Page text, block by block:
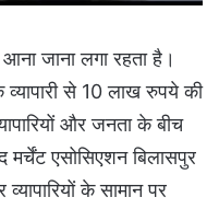
जाना लगा रहता है।
व्यापारी से 10 लाख रुपये की
और जनता के बीच
एसोसिएशन बिलासपुर
के सामान पर